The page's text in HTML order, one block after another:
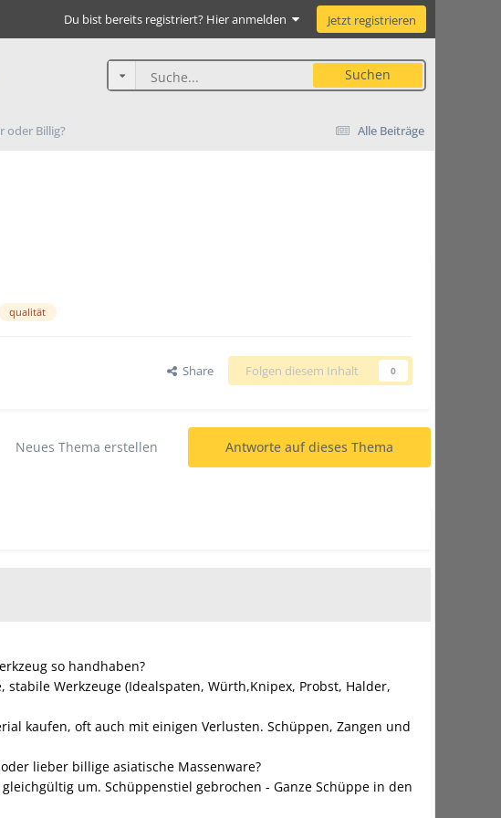
Du bist bereits registriert? Hier anmelden Jetzt registrieren
Suchen
Alle Beiträge
oder Billig?
qualität
Share Folgen diesem Inhalt 0
Antworte auf dieses Thema
Neues Thema erstellen
so handhaben?
Werkzeuge (Idealspaten, Würth,Knipex, Probst, Halder,
kaufen, oft auch mit einigen Verlusten. Schüppen, Zangen und
lieber billige asiatische Massenware?
um. Schüppenstiel gebrochen - Ganze Schüppe in den